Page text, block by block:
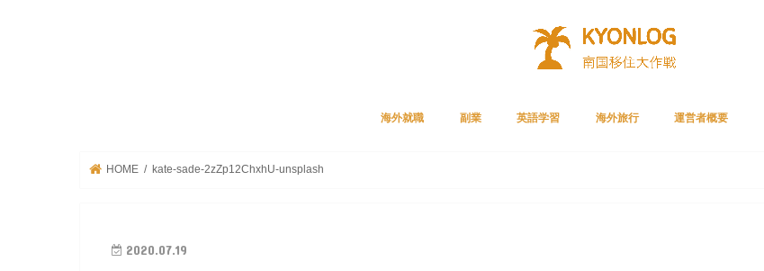
海外就職 副業 英語学習 海外旅行 運営者概要
HOME kate-sade-2zZp12ChxhU-unsplash
2020.07.19